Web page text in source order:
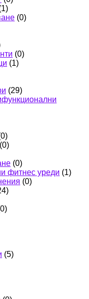
(0)
(0)
(1)
(29)
(0)
(0)
фитнес уреди (1)
(0)
(5)